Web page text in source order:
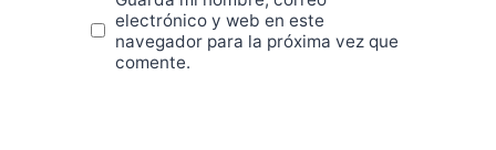
electrónico y web en este
navegador para la próxima vez que
comente.